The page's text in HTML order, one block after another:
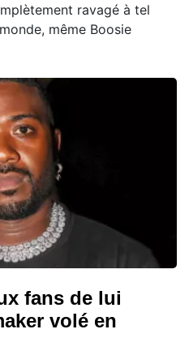
ravagé à tel
même Boosie
fans de lui
volé en